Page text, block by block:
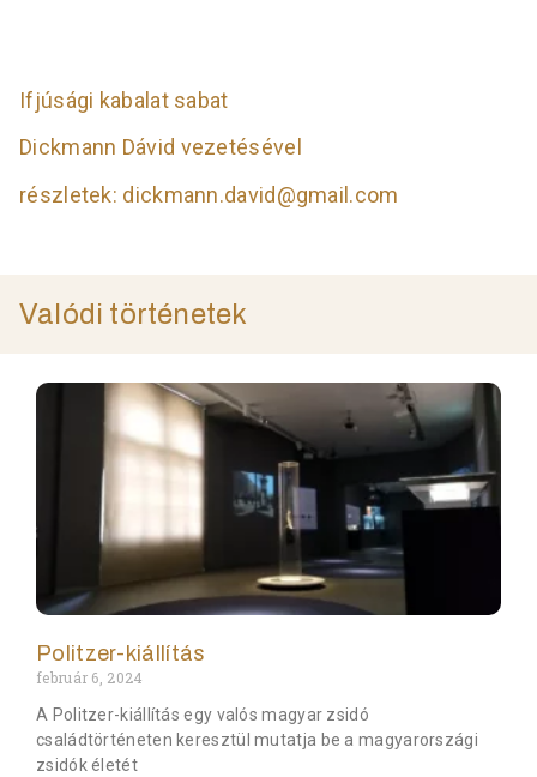
Ifjúsági kabalat sabat
Dickmann Dávid vezetésével
részletek: dickmann.david@gmail.com
Valódi történetek
Politzer-kiállítás
február 6, 2024
A Politzer-kiállítás egy valós magyar zsidó
családtörténeten keresztül mutatja be a magyarországi
zsidók életét